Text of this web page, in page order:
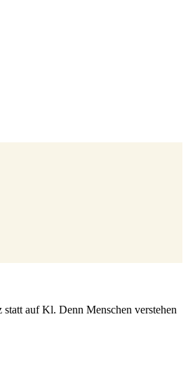
auf Kl. Denn Menschen verstehen